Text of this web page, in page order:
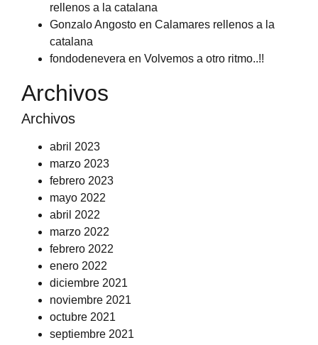
rellenos a la catalana
Gonzalo Angosto en Calamares rellenos a la
catalana
fondodenevera en Volvemos a otro ritmo..!!
Archivos
Archivos
abril 2023
marzo 2023
febrero 2023
mayo 2022
abril 2022
marzo 2022
febrero 2022
enero 2022
diciembre 2021
noviembre 2021
octubre 2021
septiembre 2021